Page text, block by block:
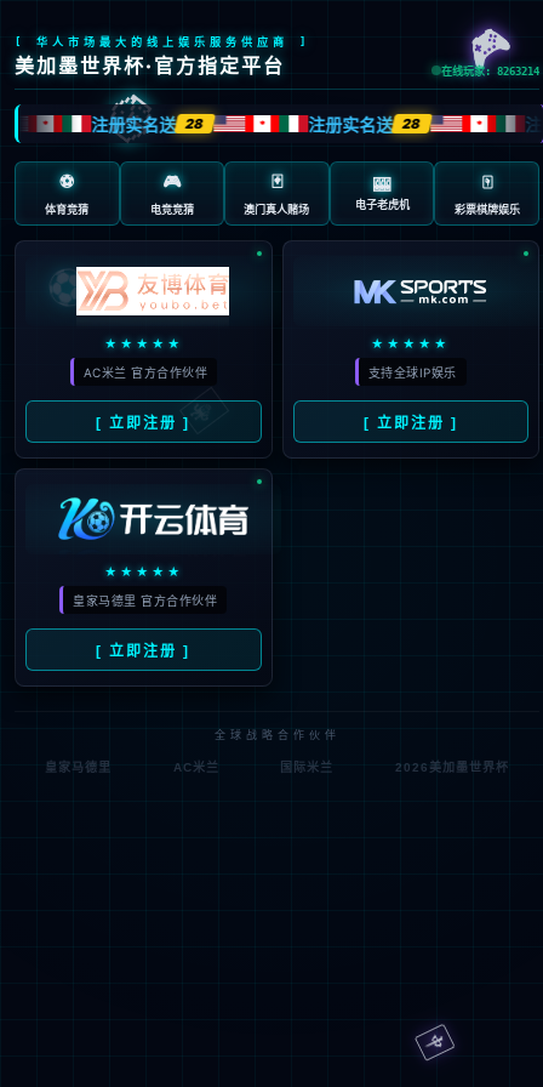
404 页面不存在。可
能你打开的是过期的
书签，或者输入了错
误的地址。
3秒后